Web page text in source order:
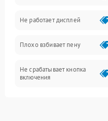
Управление и электроника
Программное обеспечение
Не работает дисплей
Плохо взбивает пену
Не срабатывает кнопка
включения